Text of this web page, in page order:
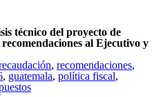
técnico del proyecto de
al Ejecutivo y
, recomendaciones,
, guatemala, política fiscal,